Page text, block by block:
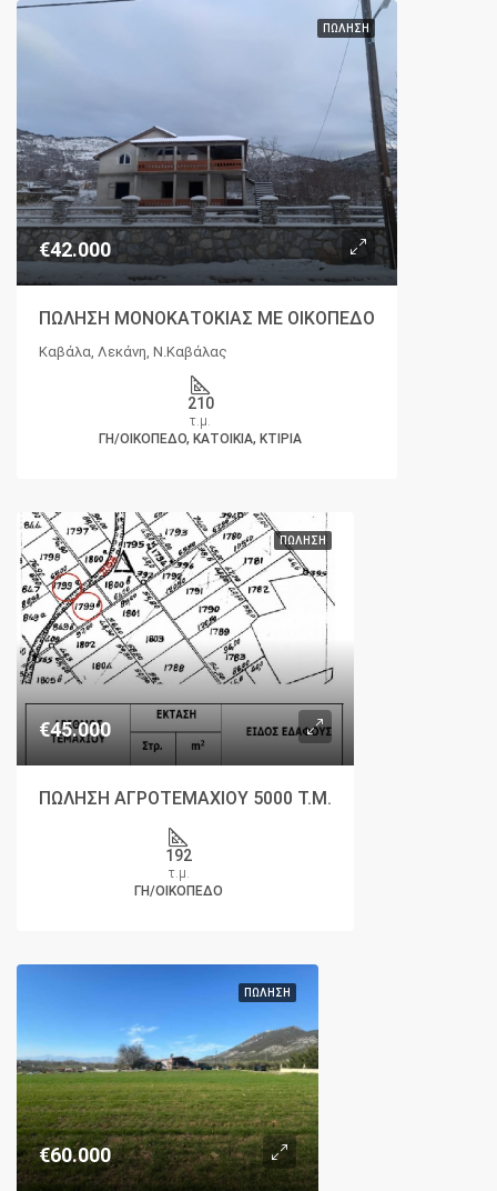
ΠΏΛΗΣΗ
€42.000
ΠΩΛΗΣΗ ΜΟΝΟΚΑΤΟΚΙΑΣ ΜΕ ΟΙΚΟΠΕΔΟ
Καβάλα, Λεκάνη, Ν.Καβάλας
210
τ.μ.
ΓΗ/ΟΙΚΌΠΕΔΟ, ΚΑΤΟΙΚΊΑ, ΚΤΊΡΙΑ
ΠΏΛΗΣΗ
€45.000
ΠΩΛΗΣΗ ΑΓΡΟΤΕΜΑΧΙΟΥ 5000 Τ.Μ.
192
τ.μ.
ΓΗ/ΟΙΚΌΠΕΔΟ
ΠΏΛΗΣΗ
€60.000